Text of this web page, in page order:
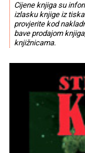
Cijene knjiga su
izlasku knjige iz
provjerite kod
bave prodajom
knjižnicama.